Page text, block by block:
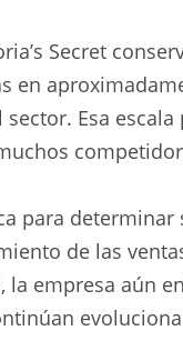
Secret
en
Esa
para
de las
empresa aún